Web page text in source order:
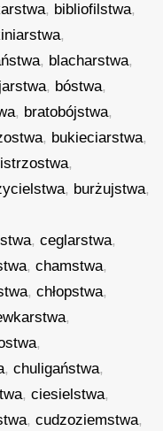
, bibliofilstwa,
,
, blacharstwa,
, bóstwa,
, bratobójstwa,
, bukieciarstwa,
,
, burżujstwa,
,ceglarstwa,
,chamstwa,
,chłopstwa,
,
,
,chuligaństwa,
,ciesielstwa,
,cudzoziemstwa,